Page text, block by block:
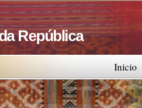
República
Inicio